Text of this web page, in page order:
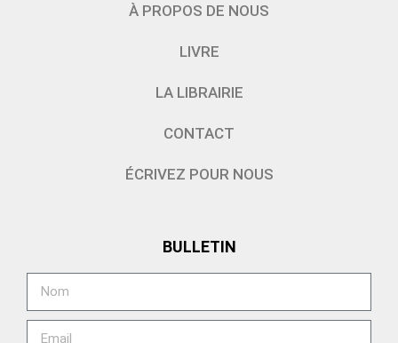
À PROPOS DE NOUS
LIVRE
LA LIBRAIRIE
CONTACT
ÉCRIVEZ POUR NOUS
BULLETIN